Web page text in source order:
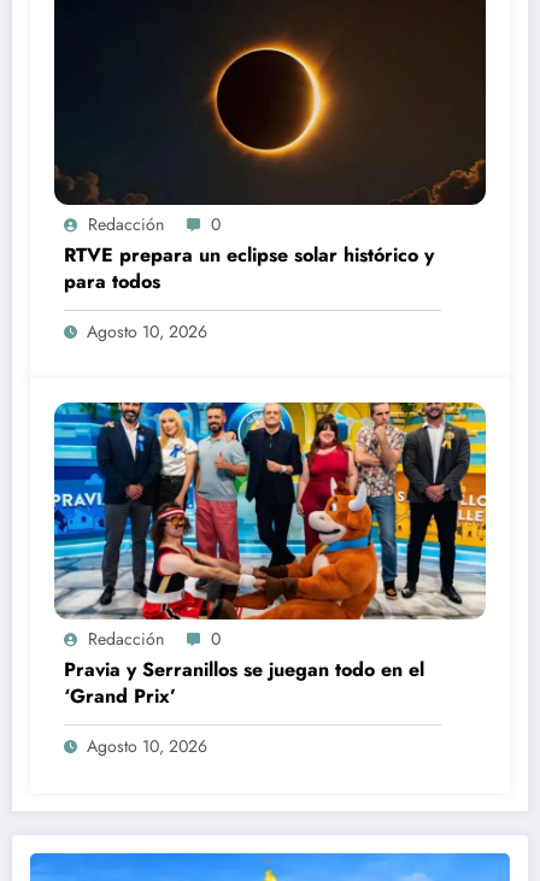
Redacción 0
RTVE prepara un eclipse solar histórico y
para todos
Agosto 10, 2026
Redacción 0
Pravia y Serranillos se juegan todo en el
‘Grand Prix’
Agosto 10, 2026